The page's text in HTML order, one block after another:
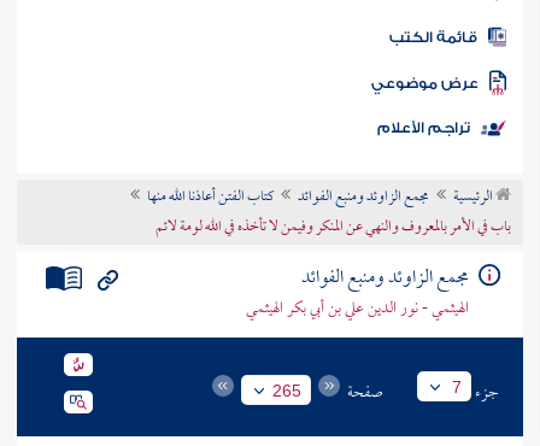
المكتبة
الكتب
موضوعي
تراجم الأعلام
الرئيسية مجمع الزاوئد ومنبع الفوائد
كتاب الفتن أعاذنا الله منها
باب في الأمر بالمعروف والنهي عن المنكر وفيمن لا تأخذه في الله لومة لائم
مجمع الزاوئد ومنبع الفوائد
الهيثمي - نور الدين علي بن أبي بكر الهيثمي
جزء 7 صفحة 265